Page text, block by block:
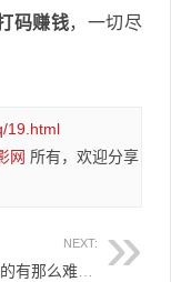
码赚钱，一切尽
19.html
网 所有，欢迎分享
NEXT:
网站备案真的有那么难吗？我的备案过程